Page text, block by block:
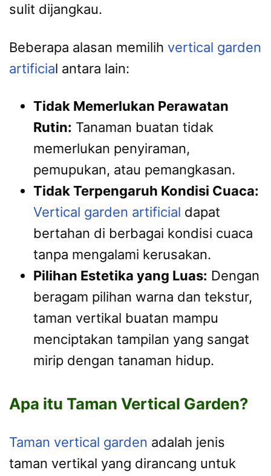
sulit dijangkau.
Beberapa alasan memilih vertical garden
artificial antara lain:
Tidak Memerlukan Perawatan
Rutin: Tanaman buatan tidak
memerlukan penyiraman,
pemupukan, atau pemangkasan.
Tidak Terpengaruh Kondisi Cuaca:
Vertical garden artificial dapat
bertahan di berbagai kondisi cuaca
tanpa mengalami kerusakan.
Pilihan Estetika yang Luas: Dengan
beragam pilihan warna dan tekstur,
taman vertikal buatan mampu
menciptakan tampilan yang sangat
mirip dengan tanaman hidup.
Apa itu Taman Vertical Garden?
Taman vertical garden adalah jenis
taman vertikal yang dirancang untuk